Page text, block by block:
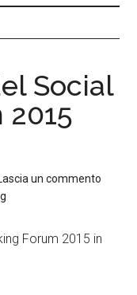
Social
un commento
Forum 2015 in